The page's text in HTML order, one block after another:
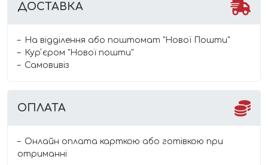
ДОСТАВКА
На відділення або поштомат "Нової Пошти"
Курʼєром "Нової пошти"
Самовивіз
ОПЛАТА
Онлайн оплата карткою або готівкою при
отриманні